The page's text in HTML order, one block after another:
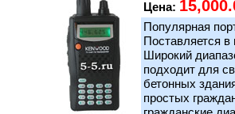
Цена:
Популярная
Поставляется
Широкий
подходит для
бетонных
простых